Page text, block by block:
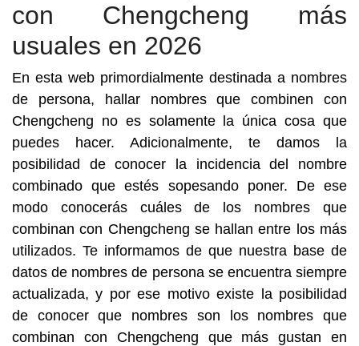
con Chengcheng más
usuales en 2026
En esta web primordialmente destinada a nombres
de persona, hallar nombres que combinen con
Chengcheng no es solamente la única cosa que
puedes hacer. Adicionalmente, te damos la
posibilidad de conocer la incidencia del nombre
combinado que estés sopesando poner. De ese
modo conocerás cuáles de los nombres que
combinan con Chengcheng se hallan entre los más
utilizados. Te informamos de que nuestra base de
datos de nombres de persona se encuentra siempre
actualizada, y por ese motivo existe la posibilidad
de conocer que nombres son los nombres que
combinan con Chengcheng que más gustan en